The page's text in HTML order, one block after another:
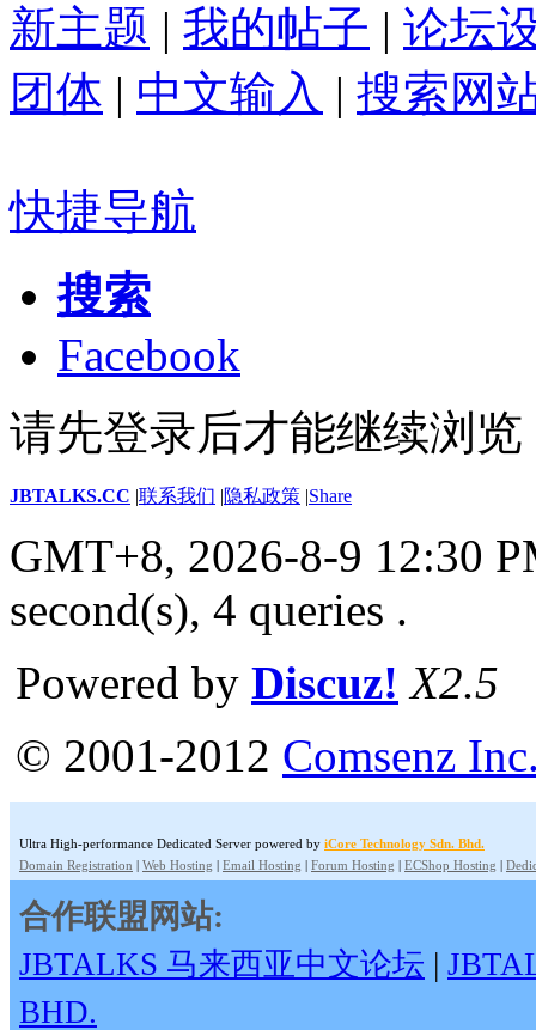
新主题 | 我的帖子 | 论坛
团体 | 中文输入 | 搜索网
快捷导航
搜索
Facebook
请先登录后才能继续浏览
JBTALKS.CC |联系我们 |隐私政策 |Share
GMT+8, 2026-8-9 12:30
second(s), 4 queries .
Powered by Discuz! X2.5
© 2001-2012 Comsenz
Ultra High-performance Dedicated Server powered by iCore Technology Sdn. Bhd.
Domain Registration | Web Hosting | Email Hosting | Forum Hosting | ECShop Hosting |
合作联盟网站:
JBTALKS 马来西亚中文论坛 |
BHD.